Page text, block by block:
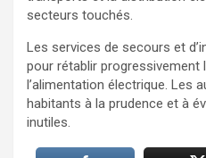
secteurs touchés.
Les services de secours et
pour rétablir progressivement
l’alimentation électrique. Les
habitants à la prudence et à
inutiles.